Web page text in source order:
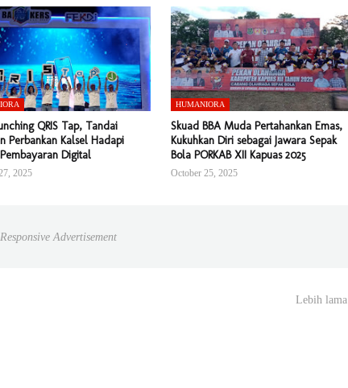
QRIS Tap, Tandai
Perbankan Kalsel Hadapi
Digital
2025
HUMANIORA
Skuad BBA Muda Pertahankan Emas,
Kukuhkan Diri sebagai Jawara Sepak
Bola PORKAB XII Kapuas 2025
October 25, 2025
Responsive Advertisement
Lebih lama